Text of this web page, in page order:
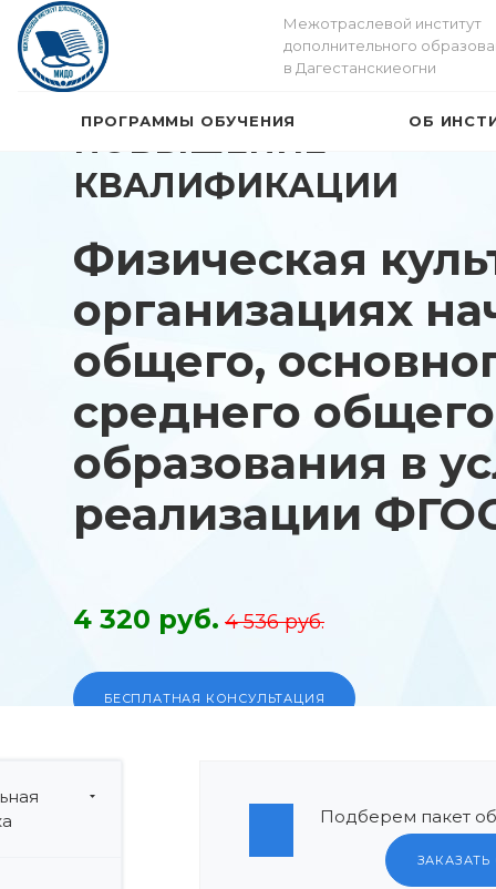
Межотраслевой институт
дополнительного
в Дагестанскиеогни
ПРОГРАММЫ ОБУЧЕНИЯ ОБ
ПОВЫШЕНИЕ
КВАЛИФИКАЦИИ
Физическая
организациях
общего,
среднего общего
образования в
реализации
4 320 руб. 4 536 руб.
БЕСПЛАТНАЯ КОНСУЛЬТАЦИЯ
Подберем пакет
ЗАКАЗАТЬ